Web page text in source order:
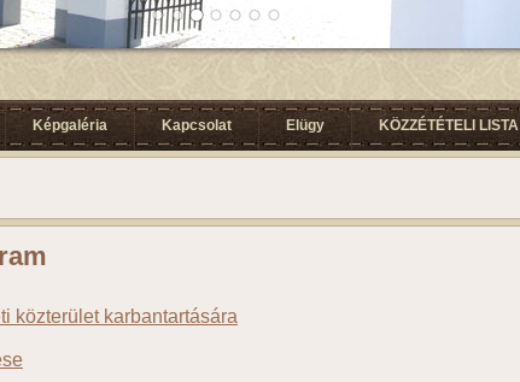
Képgaléria Kapcsolat Elügy KÖZZÉTÉTELI LISTA
közterület karbantartására